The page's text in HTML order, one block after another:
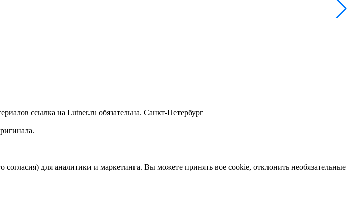
ссылка на Lutner.ru обязательна. Санкт-Петербург
для аналитики и маркетинга. Вы можете принять все cookie, отклонить необязательные